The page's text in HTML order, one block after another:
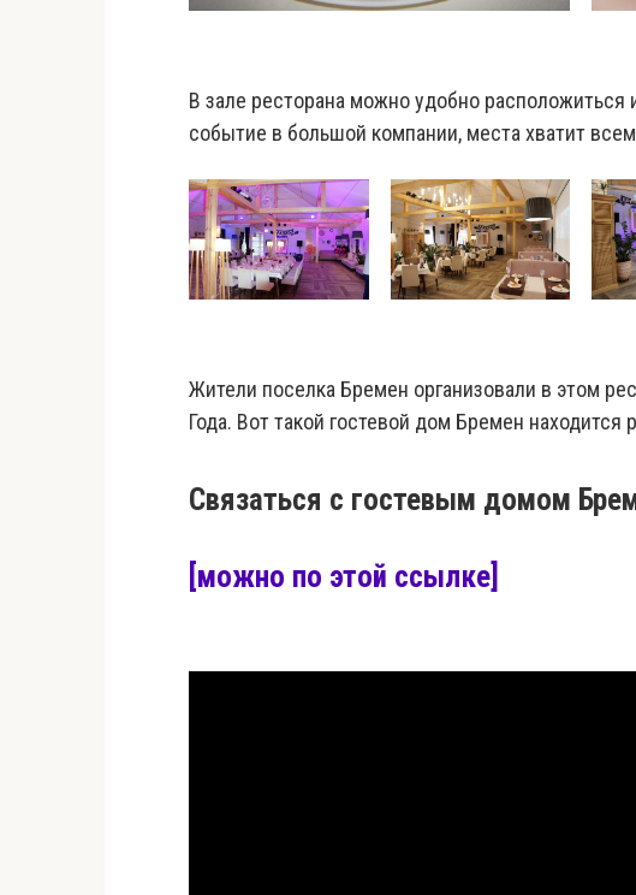
В зале ресторана можно удобно расположиться
событие в большой компании, места хватит
Жители поселка Бремен организовали в этом
Года. Вот такой гостевой дом Бремен
Связаться с гостевым домом
[можно по этой ссылке]